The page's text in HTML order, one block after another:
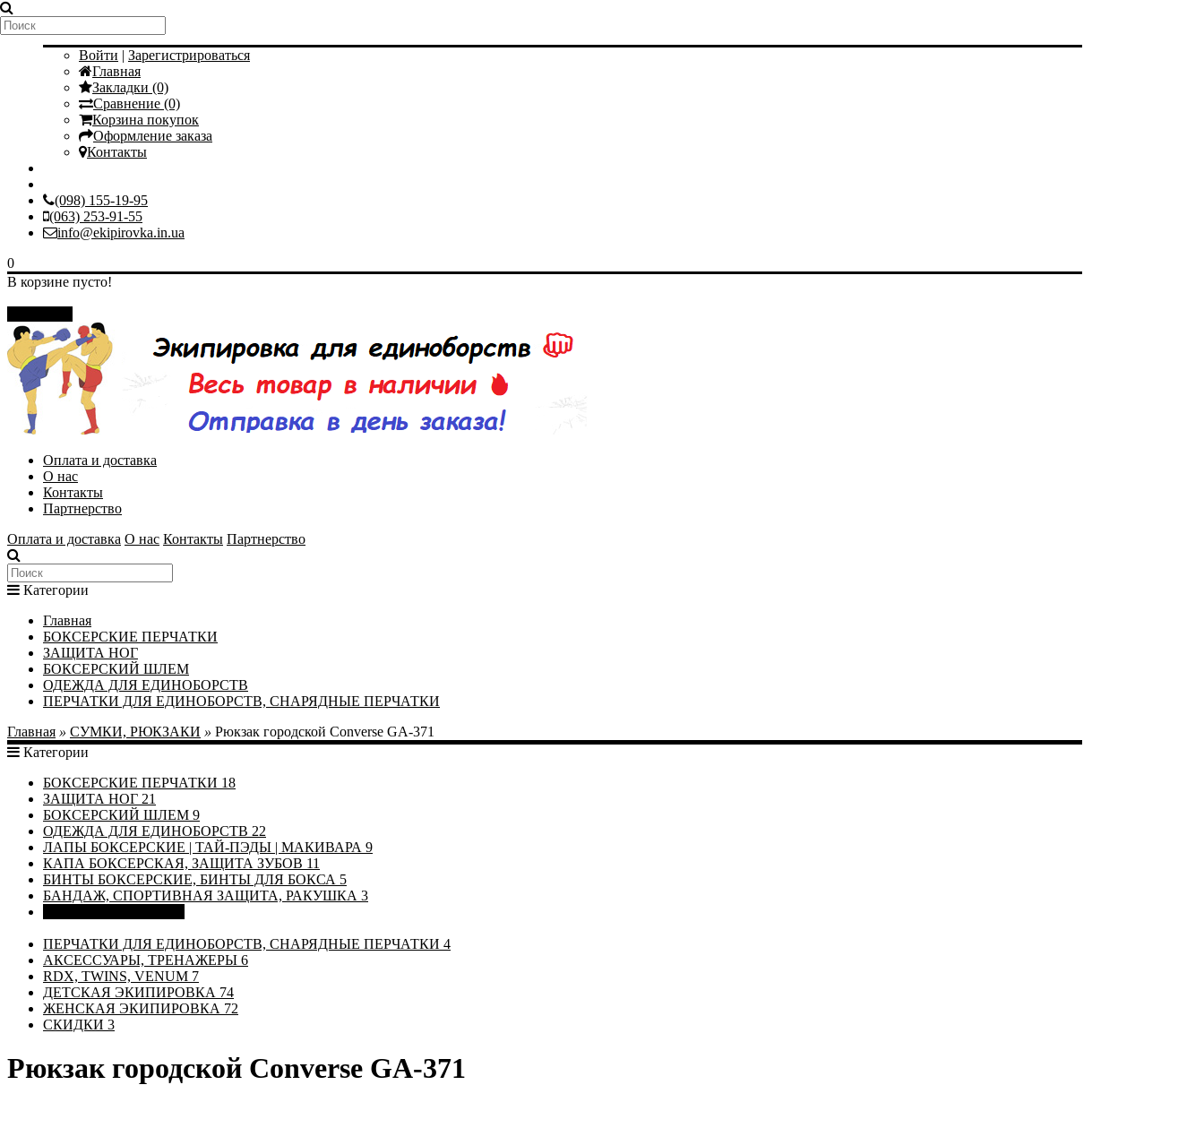
Мой аккаунт
Войти | Зарегистрироваться
Главная
Закладки (0)
Сравнение (0)
Корзина покупок
Оформление заказа
Контакты
(098) 155-19-95
(063) 253-91-55
info@ekipirovka.in.ua
0
В корзине пусто!
Оплата и доставка
О нас
Контакты
Партнерство
Оплата и доставка О нас Контакты Партнерство
Категории
Главная
БОКСЕРСКИЕ ПЕРЧАТКИ
ЗАЩИТА НОГ
БОКСЕРСКИЙ ШЛЕМ
ОДЕЖДА ДЛЯ ЕДИНОБОРСТВ
ПЕРЧАТКИ ДЛЯ ЕДИНОБОРСТВ, СНАРЯДНЫЕ ПЕРЧАТКИ
Главная » СУМКИ, РЮКЗАКИ » Рюкзак городской Converse GA-371
Категории
БОКСЕРСКИЕ ПЕРЧАТКИ 18
ЗАЩИТА НОГ 21
БОКСЕРСКИЙ ШЛЕМ 9
ОДЕЖДА ДЛЯ ЕДИНОБОРСТВ 22
ЛАПЫ БОКСЕРСКИЕ | ТАЙ-ПЭДЫ | МАКИВАРА 9
КАПА БОКСЕРСКАЯ, ЗАЩИТА ЗУБОВ 11
БИНТЫ БОКСЕРСКИЕ, БИНТЫ ДЛЯ БОКСА 5
БАНДАЖ, СПОРТИВНАЯ ЗАЩИТА, РАКУШКА 3
ПЕРЧАТКИ ДЛЯ ЕДИНОБОРСТВ, СНАРЯДНЫЕ ПЕРЧАТКИ 4
АКСЕССУАРЫ, ТРЕНАЖЕРЫ 6
RDX, TWINS, VENUM 7
ДЕТСКАЯ ЭКИПИРОВКА 74
ЖЕНСКАЯ ЭКИПИРОВКА 72
СКИДКИ 3
Рюкзак городской Converse GA-371